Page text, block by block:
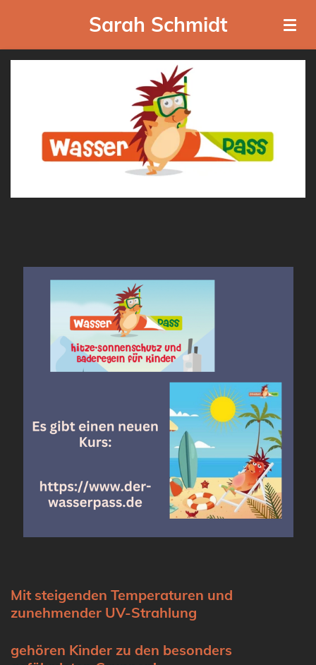
springen
Sarah Schmidt
Mit steigenden Temperaturen und
zunehmender UV-Strahlung
gehören Kinder zu den besonders